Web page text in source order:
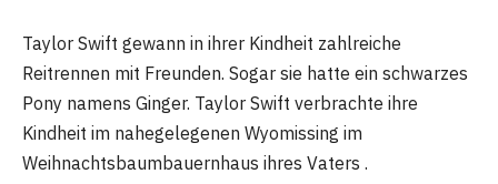
Taylor Swift gewann in ihrer Kindheit zahlreiche
Reitrennen mit Freunden. Sogar sie hatte ein schwarzes
Pony namens Ginger. Taylor Swift verbrachte ihre
Kindheit im nahegelegenen Wyomissing im
Weihnachtsbaumbauernhaus ihres Vaters .